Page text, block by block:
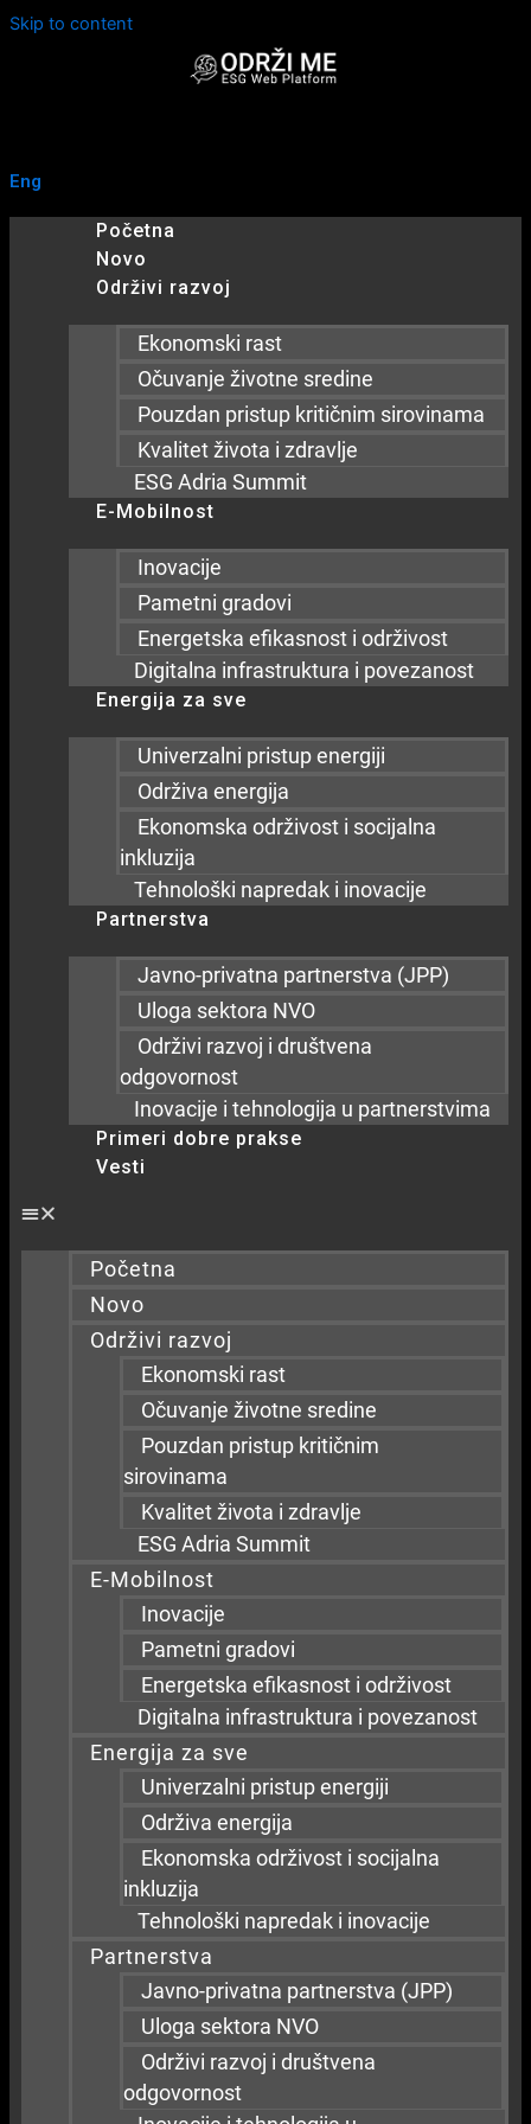
Skip to content
Eng
Početna
Novo
Održivi razvoj
Ekonomski rast
Očuvanje životne sredine
Pouzdan pristup kritičnim sirovinama
Kvalitet života i zdravlje
ESG Adria Summit
E-Mobilnost
Inovacije
Pametni gradovi
Energetska efikasnost i održivost
Digitalna infrastruktura i povezanost
Energija za sve
Univerzalni pristup energiji
Održiva energija
Ekonomska održivost i socijalna
inkluzija
Tehnološki napredak i inovacije
Partnerstva
Javno-privatna partnerstva (JPP)
Uloga sektora NVO
Održivi razvoj i društvena
odgovornost
Inovacije i tehnologija u partnerstvima
Primeri dobre prakse
Vesti
Početna
Novo
Održivi razvoj
Ekonomski rast
Očuvanje životne sredine
Pouzdan pristup kritičnim
sirovinama
Kvalitet života i zdravlje
ESG Adria Summit
E-Mobilnost
Inovacije
Pametni gradovi
Energetska efikasnost i održivost
Digitalna infrastruktura i povezanost
Energija za sve
Univerzalni pristup energiji
Održiva energija
Ekonomska održivost i socijalna
inkluzija
Tehnološki napredak i inovacije
Partnerstva
Javno-privatna partnerstva (JPP)
Uloga sektora NVO
Održivi razvoj i društvena
odgovornost